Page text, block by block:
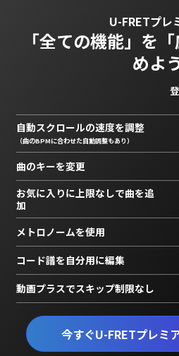
U-FRETプレ
「全ての機能」を
めよ
今すぐU-FRETプレミ
自動スクロールの速度を調整
（曲のBPMに合わせた自動調整もあり）
曲のキーを変更
お気に入りに上限なしで曲を追
加
メトロノームを使用
コード譜を自分用に編集
動画プラスでスキップ制限なし